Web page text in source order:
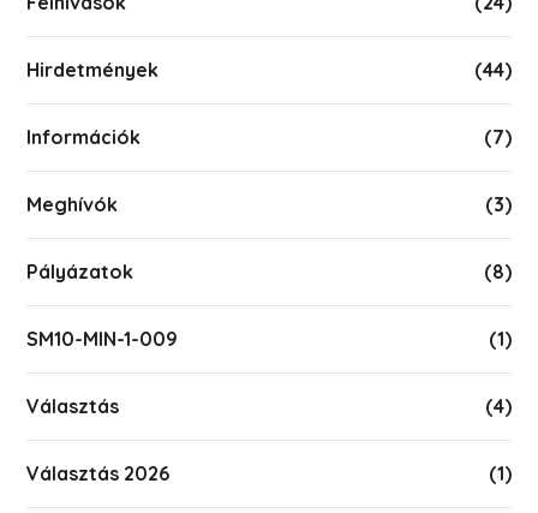
Hirdetmények (44)
Információk (7)
Meghívók (3)
Pályázatok (8)
SM10-MIN-1-009 (1)
Választás (4)
Választás 2026 (1)